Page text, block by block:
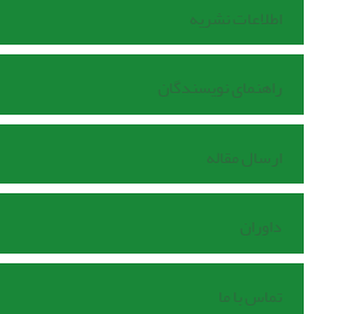
اطلاعات نشریه
راهنمای نویسندگان
ارسال مقاله
داوران
تماس با ما